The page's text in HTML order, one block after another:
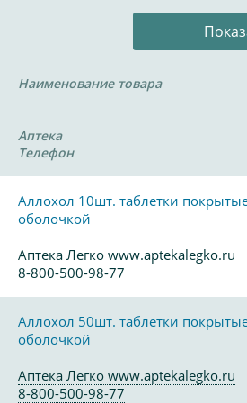
Наименование товара
Аптека
Телефон
Аллохол 10шт. таблетки
оболочкой
Аптека Легко www.aptekalegko.ru
8-800-500-98-77
Аллохол 50шт. таблетки
оболочкой
Аптека Легко www.aptekalegko.ru
8-800-500-98-77